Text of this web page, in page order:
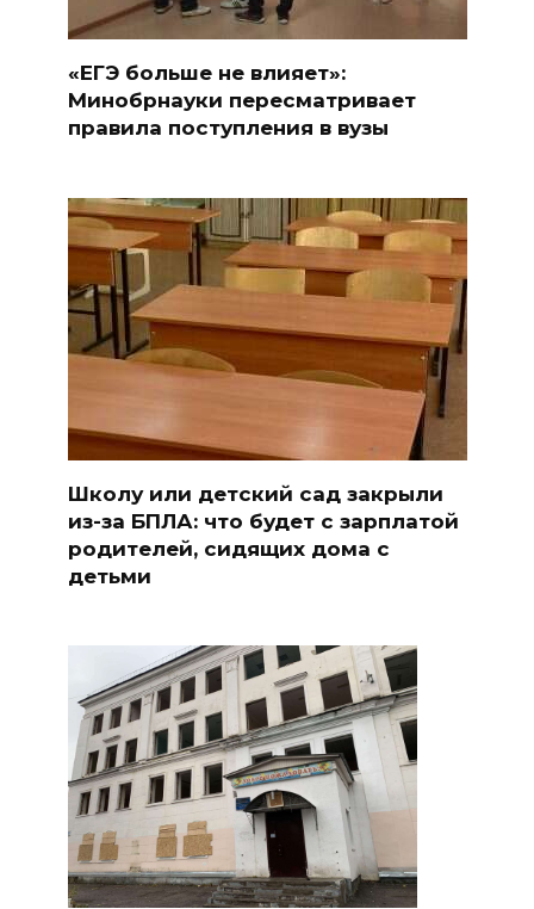
«ЕГЭ больше не влияет»:
Минобрнауки пересматривает
правила поступления в вузы
Школу или детский сад закрыли
из-за БПЛА: что будет с зарплатой
родителей, сидящих дома с
детьми